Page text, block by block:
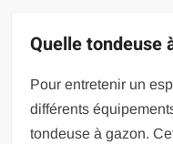
Quelle tondeuse
Pour entretenir un
différents
tondeuse à gazon.